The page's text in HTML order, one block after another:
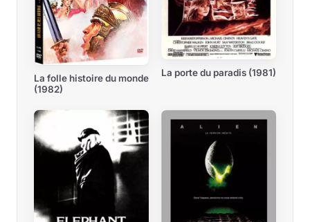
La folle histoire du monde
(1982)
La porte du paradis (1981)